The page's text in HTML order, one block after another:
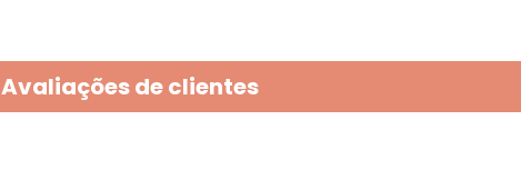
Avaliações de clientes